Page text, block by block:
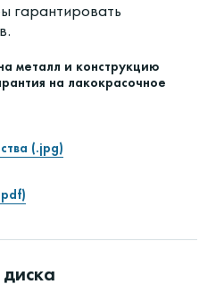
гарантировать
металл и конструкцию
на лакокрасочное
(.jpg)